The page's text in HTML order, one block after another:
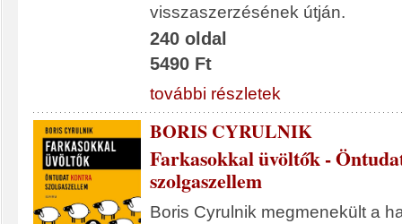
visszaszerzésének útján.
240 oldal
5490 Ft
további részletek
BORIS CYRULNIK
Farkasokkal üvöltők -
szolgaszellem
Boris Cyrulnik megmenekült a